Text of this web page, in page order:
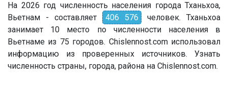
На 2026 год численность населения города Тханьхоа,
Вьетнам - составляет
406 576
человек. Тханьхоа
занимает 10 место по численности населения в
Вьетнаме из 75 городов. Chislennost.com использовал
информацию из проверенных источников. Узнать
численность страны, города, района на Chislennost.com.